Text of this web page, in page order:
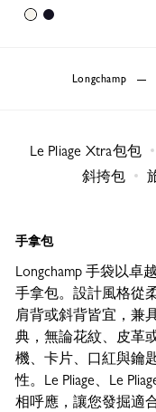
Longchamp
Le Pliage Xtra包包
斜挎包
手拿包
Longchamp 手袋以卓
手拿包。設計風格從
肩背或斜背皆宜，兼
典，無論花紋、皮革
機、卡片、口紅與鑰
性。Le Pliage、Le
相呼應，讓您發掘適